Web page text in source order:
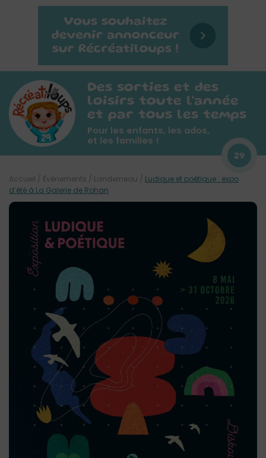
Des sorties et des
loisirs toute l'année
et par tous les temps
Pour les enfants, les ados,
et les familles !
29
Accueil / Évènements / Landerneau / Ludique et poétique : expo
d’été à La Galerie de Rohan